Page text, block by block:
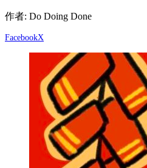
作者: Do Doing Done
FacebookX